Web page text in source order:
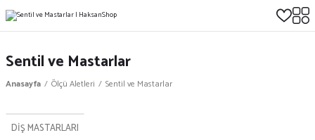
Sentil ve Mastarlar
Anasayfa Ölçü Aletleri Sentil ve Mastarlar
DİŞ MASTARLARI